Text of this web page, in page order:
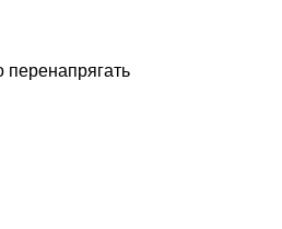
перенапрягать